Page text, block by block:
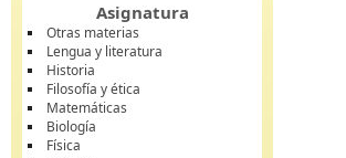
Asignatura
Otras materias
Lengua y literatura
Historia
Filosofía y ética
Matemáticas
Biología
Física